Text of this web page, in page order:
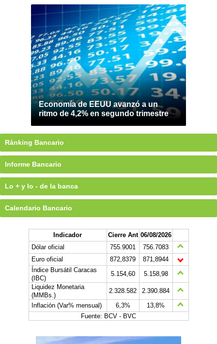
Economía de EEUU avanzó a un
ritmo de 4,2% en segundo trimestre
Ránking Bancario
Informe Bancario
Lo + y lo - de la banca
Calendario Bancario
Indicador Cierre Ant 06/08/2026
Dólar oficial
755.9001
756.7083
Euro oficial
872,8379
871,8944
Índice Bursátil Caracas
(IBC)
5.154,60
5.158,98
Liquidez Monetaria
(MMBs.)
2.328.582
2.390.884
Inflación (Var% mensual)
6,3%
13,8%
Fuente: BCV - BVC